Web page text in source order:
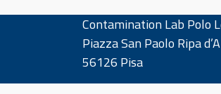
Contamination Lab Polo
Piazza San Paolo Ripa
56126 Pisa